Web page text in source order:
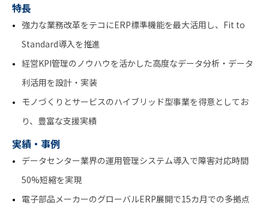
特長
強力な業務改革をテコにERP標準機能を最大活用し、Fit to
Standard導入を推進
経営KPI管理のノウハウを活かした高度なデータ分析・データ
利活用を設計・実装
モノづくりとサービスのハイブリッド型事業を得意としてお
り、豊富な支援実績
実績・事例
データセンター業界の運用管理システム導入で障害対応時間
50%短縮を実現
電子部品メーカーのグローバルERP展開で15カ月での多拠点